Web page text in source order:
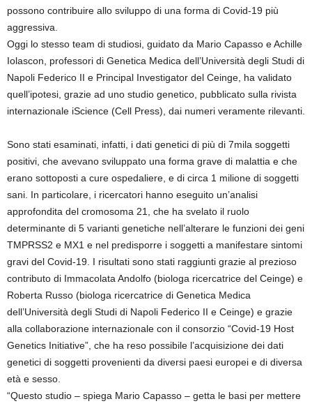
possono contribuire allo sviluppo di una forma di Covid-19 più
aggressiva.
Oggi lo stesso team di studiosi, guidato da Mario Capasso e Achille
Iolascon, professori di Genetica Medica dell’Università degli Studi di
Napoli Federico II e Principal Investigator del Ceinge, ha validato
quell’ipotesi, grazie ad uno studio genetico, pubblicato sulla rivista
internazionale iScience (Cell Press), dai numeri veramente rilevanti.
Sono stati esaminati, infatti, i dati genetici di più di 7mila soggetti
positivi, che avevano sviluppato una forma grave di malattia e che
erano sottoposti a cure ospedaliere, e di circa 1 milione di soggetti
sani. In particolare, i ricercatori hanno eseguito un’analisi
approfondita del cromosoma 21, che ha svelato il ruolo
determinante di 5 varianti genetiche nell’alterare le funzioni dei geni
TMPRSS2 e MX1 e nel predisporre i soggetti a manifestare sintomi
gravi del Covid-19. I risultati sono stati raggiunti grazie al prezioso
contributo di Immacolata Andolfo (biologa ricercatrice del Ceinge) e
Roberta Russo (biologa ricercatrice di Genetica Medica
dell’Università degli Studi di Napoli Federico II e Ceinge) e grazie
alla collaborazione internazionale con il consorzio “Covid-19 Host
Genetics Initiative”, che ha reso possibile l’acquisizione dei dati
genetici di soggetti provenienti da diversi paesi europei e di diversa
età e sesso.
“Questo studio – spiega Mario Capasso – getta le basi per mettere